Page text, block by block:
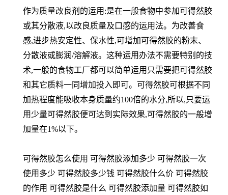
作为质量改良剂的运用:是在一般食物中参加可得然胶
或其分散液,以改良质量及口感的运用法。为改善食
感,进步热安定性、保水性,可增加可得然胶的粉末、
分散液或膨润/溶解液。这种运用办法不需要特别的技
术,一般的食物工厂都可以简单运用只需要把可得然胶
和其它质料一同增加投入即可。可得然胶可根据不同
加热程度能吸收本身质量约100倍的水分,所以,只要运
用少量可得然胶便可达到实际效果,可得然胶的一般增
加量在1%以下。
可得然胶怎么使用 可得然胶添加多少 可得然胶一次
使用多少 可得然胶多少钱 可得然胶什么价 可得然胶
的作用 可得然胶是什么 可得然胶添加量 可得然胶如